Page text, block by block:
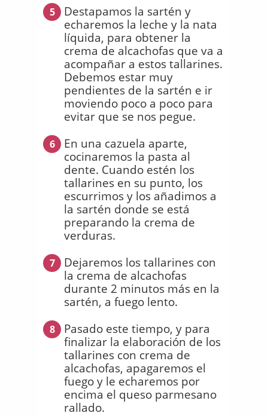
5
Destapamos la sartén y
echaremos la leche y la nata
líquida, para obtener la
crema de alcachofas que va a
acompañar a estos tallarines.
Debemos estar muy
pendientes de la sartén e ir
moviendo poco a poco para
evitar que se nos pegue.
6
En una cazuela aparte,
cocinaremos la pasta al
dente. Cuando estén los
tallarines en su punto, los
escurrimos y los añadimos a
la sartén donde se está
preparando la crema de
verduras.
7
Dejaremos los tallarines con
la crema de alcachofas
durante 2 minutos más en la
sartén, a fuego lento.
8
Pasado este tiempo, y para
finalizar la elaboración de los
tallarines con crema de
alcachofas, apagaremos el
fuego y le echaremos por
encima el queso parmesano
rallado.